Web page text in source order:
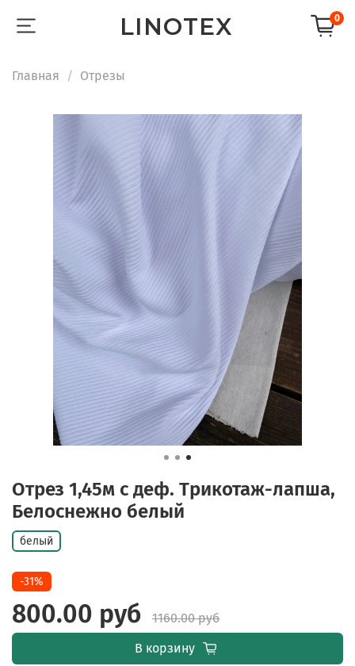
LINOTEX 0
Главная Отрезы
Отрез 1,45м с деф. Трикотаж-лапша,
Белоснежно белый
белый
-31%
800.00 руб
1160.00 руб
В корзину